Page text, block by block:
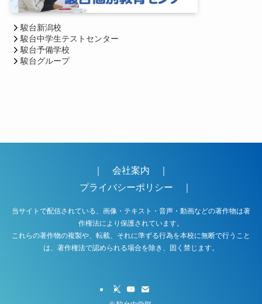
駿台新潟校
駿台中学生テストセンター
駿台予備学校
駿台グループ
｜ 会社案内
｜
プライバシーポリシー
｜
当サイトで配信されている、画像・テキスト・音声・動画などの著作物は著
作権法により保護されています。
これらの著作物の複製や、転載、それに準ずる行為を本校に無断で行うこと
は、著作権法で認められる場合を除き、固く禁じます。